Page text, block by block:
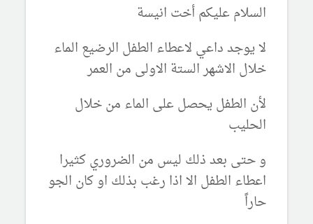
السلام عليكم أخت انيسة
لا يوجد داعي لاعطاء الطفل الرضيع الماء
خلال الاشهر الستة الاولى من العمر
لأن الطفل يحصل على الماء من خلال
الحليب
و حتى بعد ذلك ليس من الضروري كثيرا
اعطاء الطفل الا اذا رغب بذلك او كان الجو
حاراً